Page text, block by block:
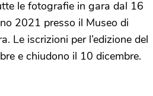
le fotografie in gara dal 16
2021 presso il Museo di
Le iscrizioni per l’edizione del
e chiudono il 10 dicembre.